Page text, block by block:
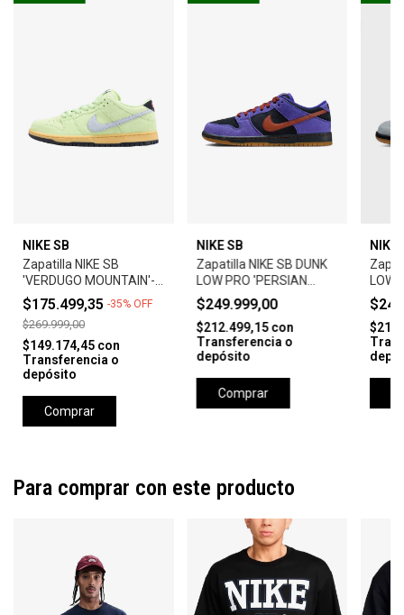
NIKE SB
Zapatilla NIKE SB
'VERDUGO MOUNTAIN'-
PISTACHIO FROST
$175.499,35 -35% OFF
$269.999,00
$149.174,45 con
Transferencia o
depósito
Comprar
NIKE SB
Zapatilla NIKE SB DUNK
LOW PRO 'PERSIAN
VIOLET'
$249.999,00
$212.499,15con
Transferencia o
depósito
Comprar
NIKE
LOW
Para comprar con este producto